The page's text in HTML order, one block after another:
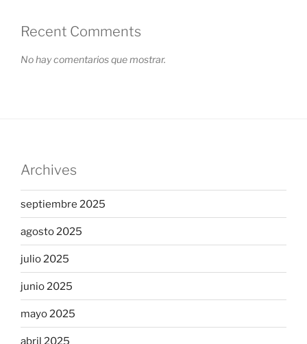
Recent Comments
No hay comentarios que mostrar.
Archives
septiembre 2025
agosto 2025
julio 2025
junio 2025
mayo 2025
abril 2025